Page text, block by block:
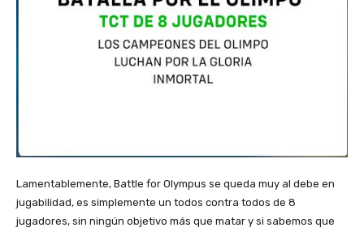
Lamentablemente, Battle for Olympus se queda muy al debe en
jugabilidad, es simplemente un todos contra todos de 8
jugadores, sin ningún objetivo más que matar y si sabemos que